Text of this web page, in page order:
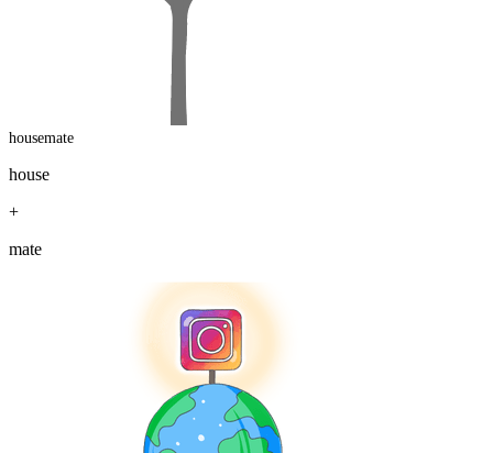
housemate
house
+
mate